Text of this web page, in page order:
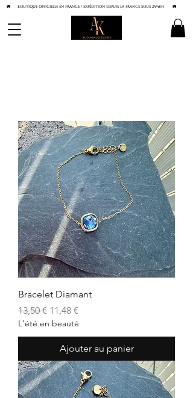
🚚 BOUTIQUE OFFICIELLE EN FRANCE / Expédition depuis la France sous 24/48h 🚚
Bracelet Diamant
Prix original
13,50 € Prix promotionnel
11,48 €
L'été en beauté
Ajouter au panier